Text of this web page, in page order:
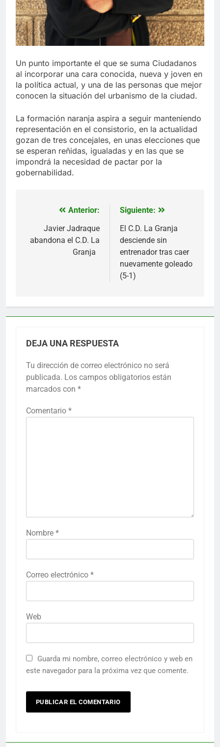
Un punto importante el que se suma Ciudadanos
al incorporar una cara conocida, nueva y joven en
la política actual, y una de las personas que mejor
conocen la situación del urbanismo de la ciudad.
La formación naranja aspira a seguir manteniendo
representación en el consistorio, en la actualidad
gozan de tres concejales, en unas elecciones que
se esperan reñidas, igualadas y en las que se
impondrá la necesidad de pactar por la
gobernabilidad.
Navegación
Anterior:
Javier Jadraque
abandona el C.D. La
Granja
Siguiente:
El C.D. La Granja
desciende sin
entrenador tras caer
nuevamente goleado
(5-1)
DEJA UNA RESPUESTA
Tu dirección de correo electrónico no será
publicada. Los campos obligatorios están
marcados con *
Comentario *
Nombre *
Correo electrónico *
Web
Guarda mi nombre, correo electrónico y web en
este navegador para la próxima vez que comente.